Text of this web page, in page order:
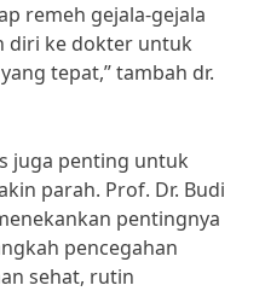
remeh gejala-gejala
diri ke dokter untuk
tepat,” tambah dr.
juga penting untuk
parah. Prof. Dr. Budi
pentingnya
pencegahan
sehat, rutin